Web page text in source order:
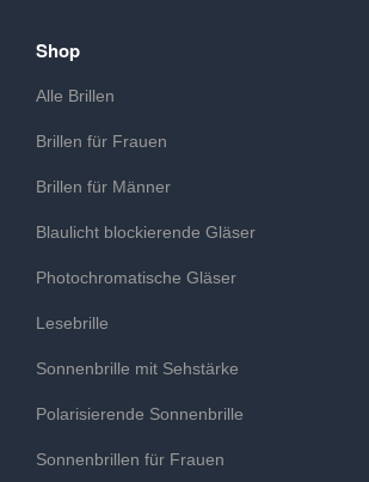
Shop
Alle Brillen
Brillen für Frauen
Brillen für Männer
Blaulicht blockierende Gläser
Photochromatische Gläser
Lesebrille
Sonnenbrille mit Sehstärke
Polarisierende Sonnenbrille
Sonnenbrillen für Frauen